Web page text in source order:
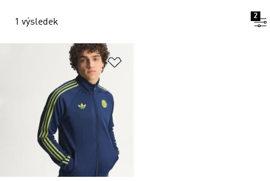
1 výsledek
2